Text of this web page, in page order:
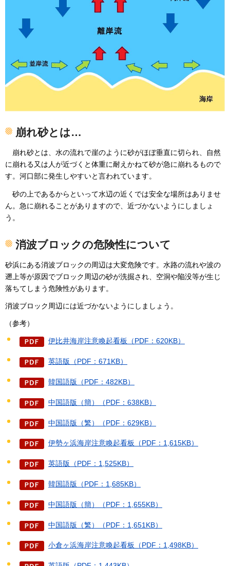
崩れ砂とは…
崩れ砂とは、水の流れで崖のように砂がほぼ垂直に切られ、自然
に崩れる又は人が近づくと体重に耐えかねて砂が急に崩れるもので
す。河口部に発生しやすいと言われています。
砂の上であるからといって水辺の近くでは安全な場所はありませ
ん。急に崩れることがありますので、近づかないようにしましょ
う。
消波ブロックの危険性について
砂浜にある消波ブロックの周辺は大変危険です。水路の流れや波の
遡上等が原因でブロック周辺の砂が洗掘され、空洞や陥没等が生じ
落ちてしまう危険性があります。
消波ブロック周辺には近づかないようにしましょう。
（参考）
伊比井海岸注意喚起看板（PDF：620KB）
英語版（PDF：671KB）
韓国語版（PDF：482KB）
中国語版（簡）（PDF：638KB）
中国語版（繁）（PDF：629KB）
伊勢ヶ浜海岸注意喚起看板（PDF：1,615KB）
英語版（PDF：1,525KB）
韓国語版（PDF：1,685KB）
中国語版（簡）（PDF：1,655KB）
中国語版（繁）（PDF：1,651KB）
小倉ヶ浜海岸注意喚起看板（PDF：1,498KB）